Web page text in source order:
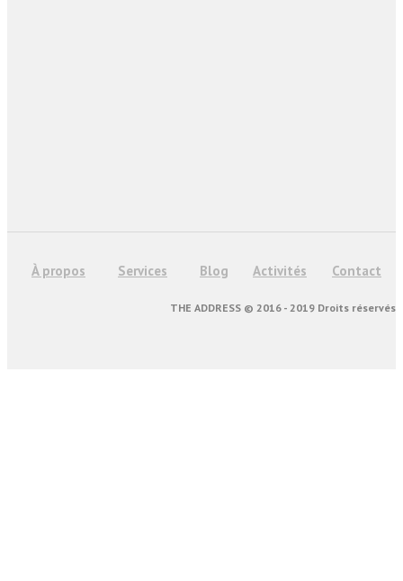
À propos Services Blog Activités Contact
THE ADDRESS © 2016 - 2019 Droits réservés